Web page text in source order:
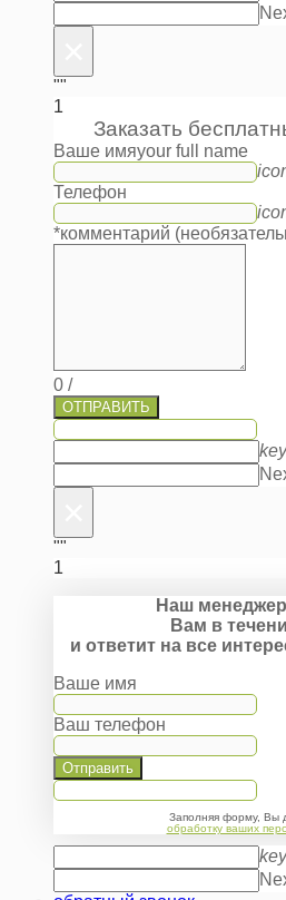
""
1
Заказать
Ваше имяyour full name
Телефон
*комментарий
0 /
ОТПРАВИТЬ
""
1
Наш
Вам в
и ответит на все
Ваше имя
Ваш телефон
Отправить
Заполняя форму, Вы
обработку ваших